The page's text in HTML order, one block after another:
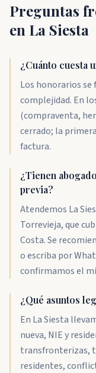
Preguntas
en La Siesta
¿Cuánto cuesta
Los honorarios se
complejidad. En
(compraventa,
cerrado; la
factura.
¿Tienen
previa?
Atendemos La
Torrevieja, que
Costa. Se
o escriba por
confirmamos el
¿Qué asuntos
En La Siesta
nueva, NIE y
transfronterizas,
residentes,